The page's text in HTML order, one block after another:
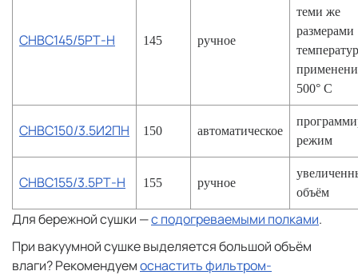
СНВС145/5РТ-Н 145 ручное
теми же
размерами
500° C
СНВС150/3.5И2ПН 150 автоматическое
режим
СНВС155/3.5РТ-Н 155 ручное
объём
Для бережной сушки —с подогреваемыми полками.
При вакуумной сушке выделяется большой объём
влаги? Рекомендуемоснастить фильтром-